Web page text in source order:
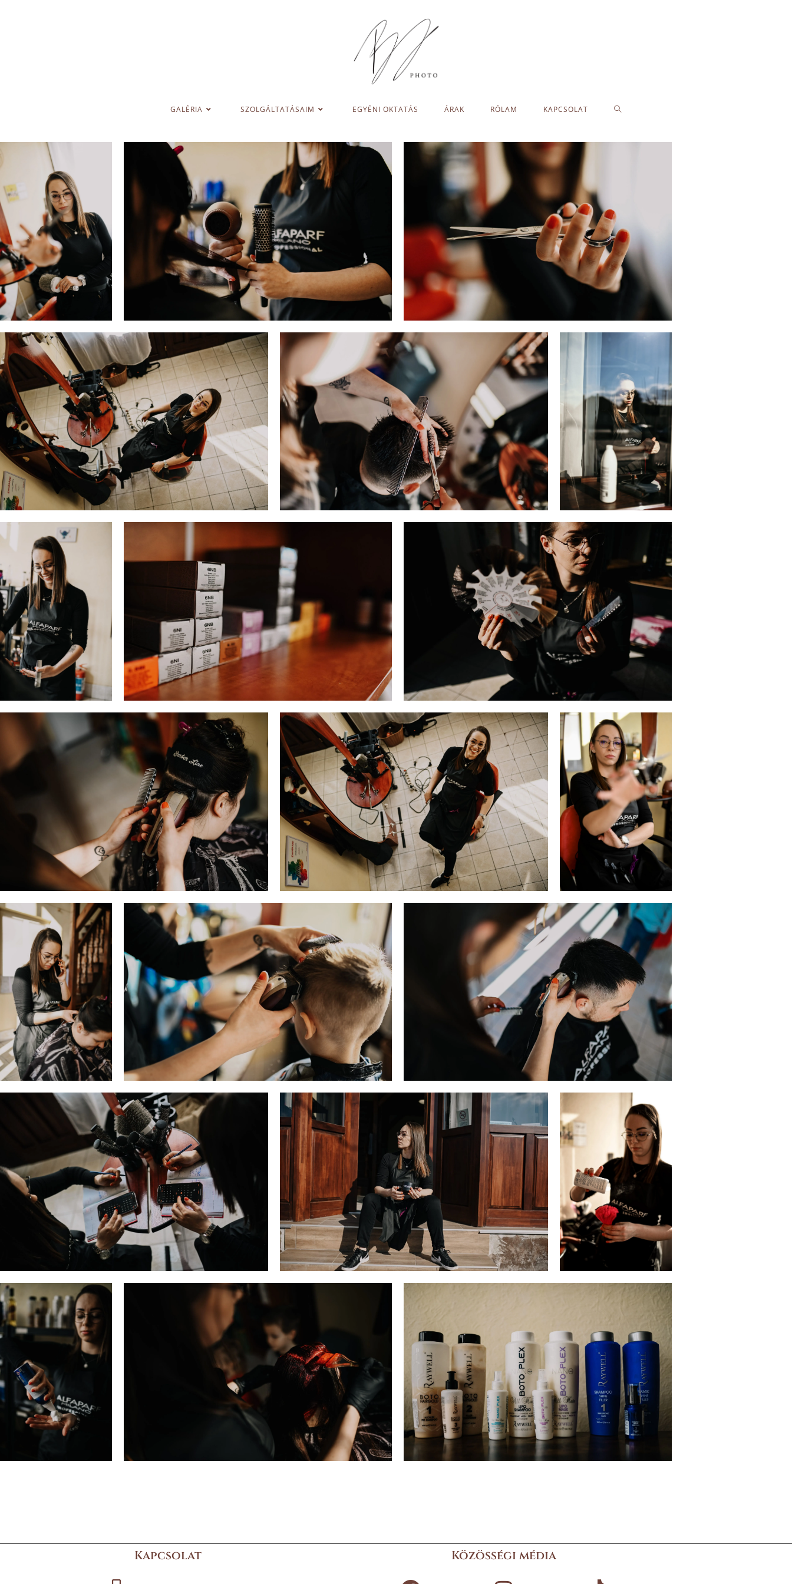
GALÉRIA SZOLGÁLTATÁSAIM EGYÉNI OKTATÁS ÁRAK RÓLAM KAPCSOLAT
Kapcsolat Közösségi média